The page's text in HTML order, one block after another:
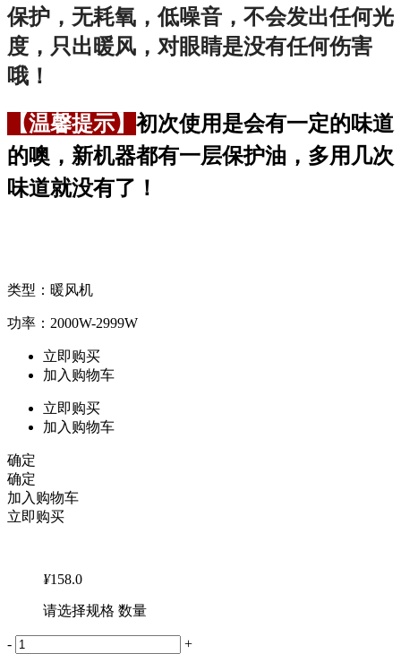
保护，无耗氧，低噪音， 不会发出任何光
度，只出暖风，对眼睛是没有任何伤害
哦！
【温馨提示】 初次使用是会有一定的味道
的噢，新机器都有一层保护油，多用几次
味道就没有了！
类型：暖风机
功率：2000W-2999W
立即购买
加入购物车
立即购买
加入购物车
确定
确定
加入购物车
立即购买
¥158.0
请选择规格 数量
-
+